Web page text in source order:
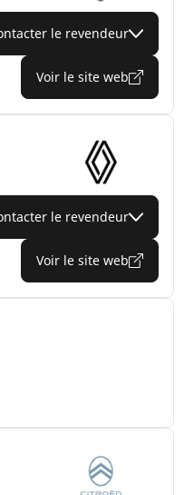
le revendeur
Voir le site web
le revendeur
Voir le site web